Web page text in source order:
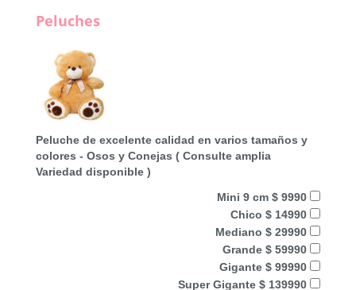
Peluches
Peluche de excelente calidad en varios tamaños y
colores - Osos y Conejas ( Consulte amplia
Variedad disponible )
Mini 9 cm $ 9990
Chico $ 14990
Mediano $ 29990
Grande $ 59990
Gigante $ 99990
Super Gigante $ 139990